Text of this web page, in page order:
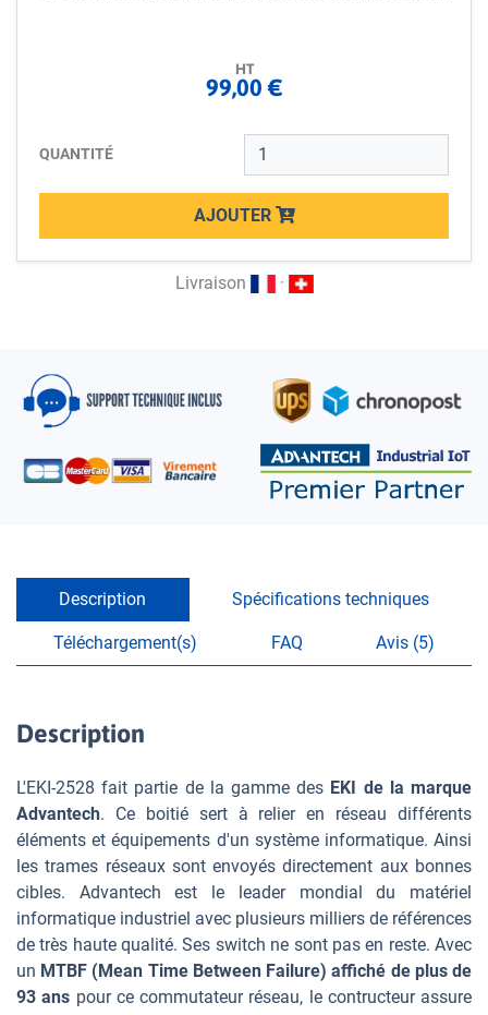
HT
99,00 €
QUANTITÉ
AJOUTER
Livraison
·
Description Spécifications techniques
Téléchargement(s) FAQ Avis (5)
Description
L'EKI-2528 fait partie de la gamme des EKI de la marque
Advantech. Ce boitié sert à relier en réseau différents
éléments et équipements d'un système informatique. Ainsi
les trames réseaux sont envoyés directement aux bonnes
cibles. Advantech est le leader mondial du matériel
informatique industriel avec plusieurs milliers de références
de très haute qualité. Ses switch ne sont pas en reste. Avec
un MTBF (Mean Time Between Failure) affiché de plus de
93 ans pour ce commutateur réseau, le contructeur assure